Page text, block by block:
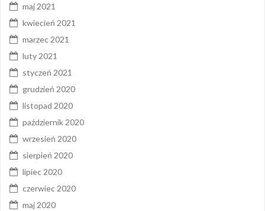
maj 2021
kwiecień 2021
marzec 2021
luty 2021
styczeń 2021
grudzień 2020
listopad 2020
październik 2020
wrzesień 2020
sierpień 2020
lipiec 2020
czerwiec 2020
maj 2020